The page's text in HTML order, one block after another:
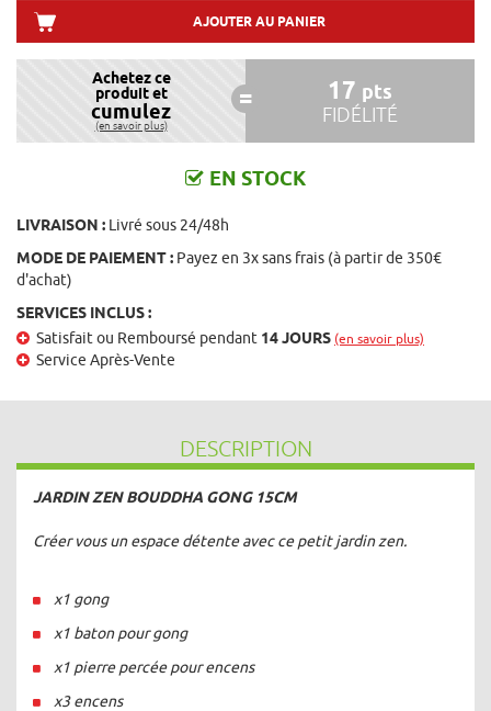
AJOUTER AU PANIER
Achetez ce
produit et
cumulez
(en savoir plus)
17 pts
FIDÉLITÉ
EN STOCK
LIVRAISON : Livré sous 24/48h
MODE DE PAIEMENT : Payez en 3x sans frais (à partir de 350€
d'achat)
SERVICES INCLUS :
Satisfait ou Remboursé pendant 14 JOURS (en savoir plus)
Service Après-Vente
DESCRIPTION
JARDIN ZEN BOUDDHA GONG 15CM
Créer vous un espace détente avec ce petit jardin zen.
x1 gong
x1 baton pour gong
x1 pierre percée pour encens
x3 encens